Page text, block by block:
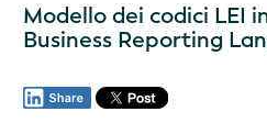
Modello dei codici LEI
Business Reporting